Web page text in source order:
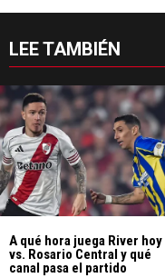
LEE TAMBIÉN
A qué hora juega River hoy
vs. Rosario Central y qué
canal pasa el partido